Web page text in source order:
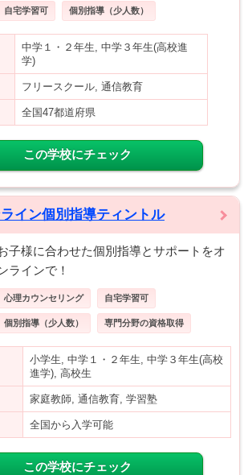
自宅学習可 個別指導（少人数）
中学１・２年生, 中学３年生(高校進
学)
フリースクール, 通信教育
全国47都道府県
この学校にチェック
イン個別指導ティントル
子様に合わせた個別指導とサポートをオ
ラインで！
心理カウンセリング 自宅学習可
個別指導（少人数） 専門分野の資格取得
小学生, 中学１・２年生, 中学３年生(高校
進学), 高校生
家庭教師, 通信教育, 学習塾
全国から入学可能
この学校にチェック